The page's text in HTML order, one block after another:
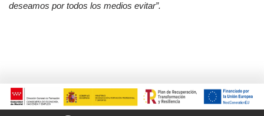
deseamos por todos los medios evitar”.